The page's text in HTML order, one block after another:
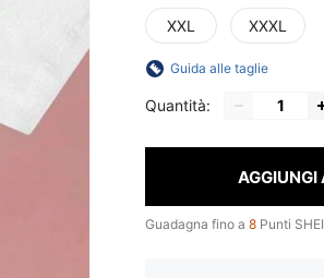
XXL XXXL
Guida alle taglie
Quantità:
AGGIUNGI
Guadagna fino a 8 Punti